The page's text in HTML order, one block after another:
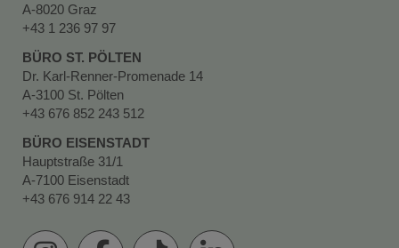
A-8020 Graz
+43 1 236 97 97
BÜRO ST. PÖLTEN
Dr. Karl-Renner-Promenade 14
A-3100 St. Pölten
+43 676 852 243 512
BÜRO EISENSTADT
Hauptstraße 31/1
A-7100 Eisenstadt
+43 676 914 22 43